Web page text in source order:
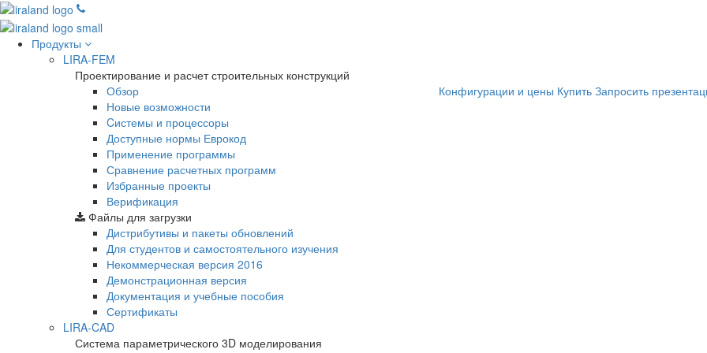
Продукты
LIRA-FEM
Проектирование и расчет строительных конструкций
Обзор
Новые возможности
Cистемы и процессоры
Доступные нормы Еврокод
Применение программы
Сравнение расчетных программ
Избранные проекты
Верификация
Конфигурации и цены Купить Запросить
Файлы для загрузки
Дистрибутивы и пакеты обновлений
Для студентов и самостоятельного изучения
Некоммерческая версия 2016
Демонстрационная версия
Документация и учебные пособия
Сертификаты
LIRA-CAD
Система параметрического 3D моделирования